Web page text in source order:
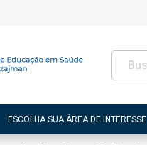
ESCOLHA SUA ÁREA DE INTERESSE